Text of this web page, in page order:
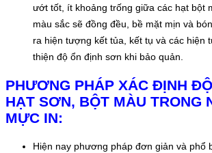
ướt tốt, ít khoảng trống giữa các hạt bột
màu sắc sẽ đồng đều, bề mặt mịn và
ra hiện tượng kết tủa, kết tụ và các hiện
thiện độ ổn định sơn khi bảo quản.
PHƯƠNG PHÁP XÁC ĐỊNH
HẠT SƠN, BỘT MÀU TRONG
MỰC IN:
Hiện nay phương pháp đơn giản và phổ